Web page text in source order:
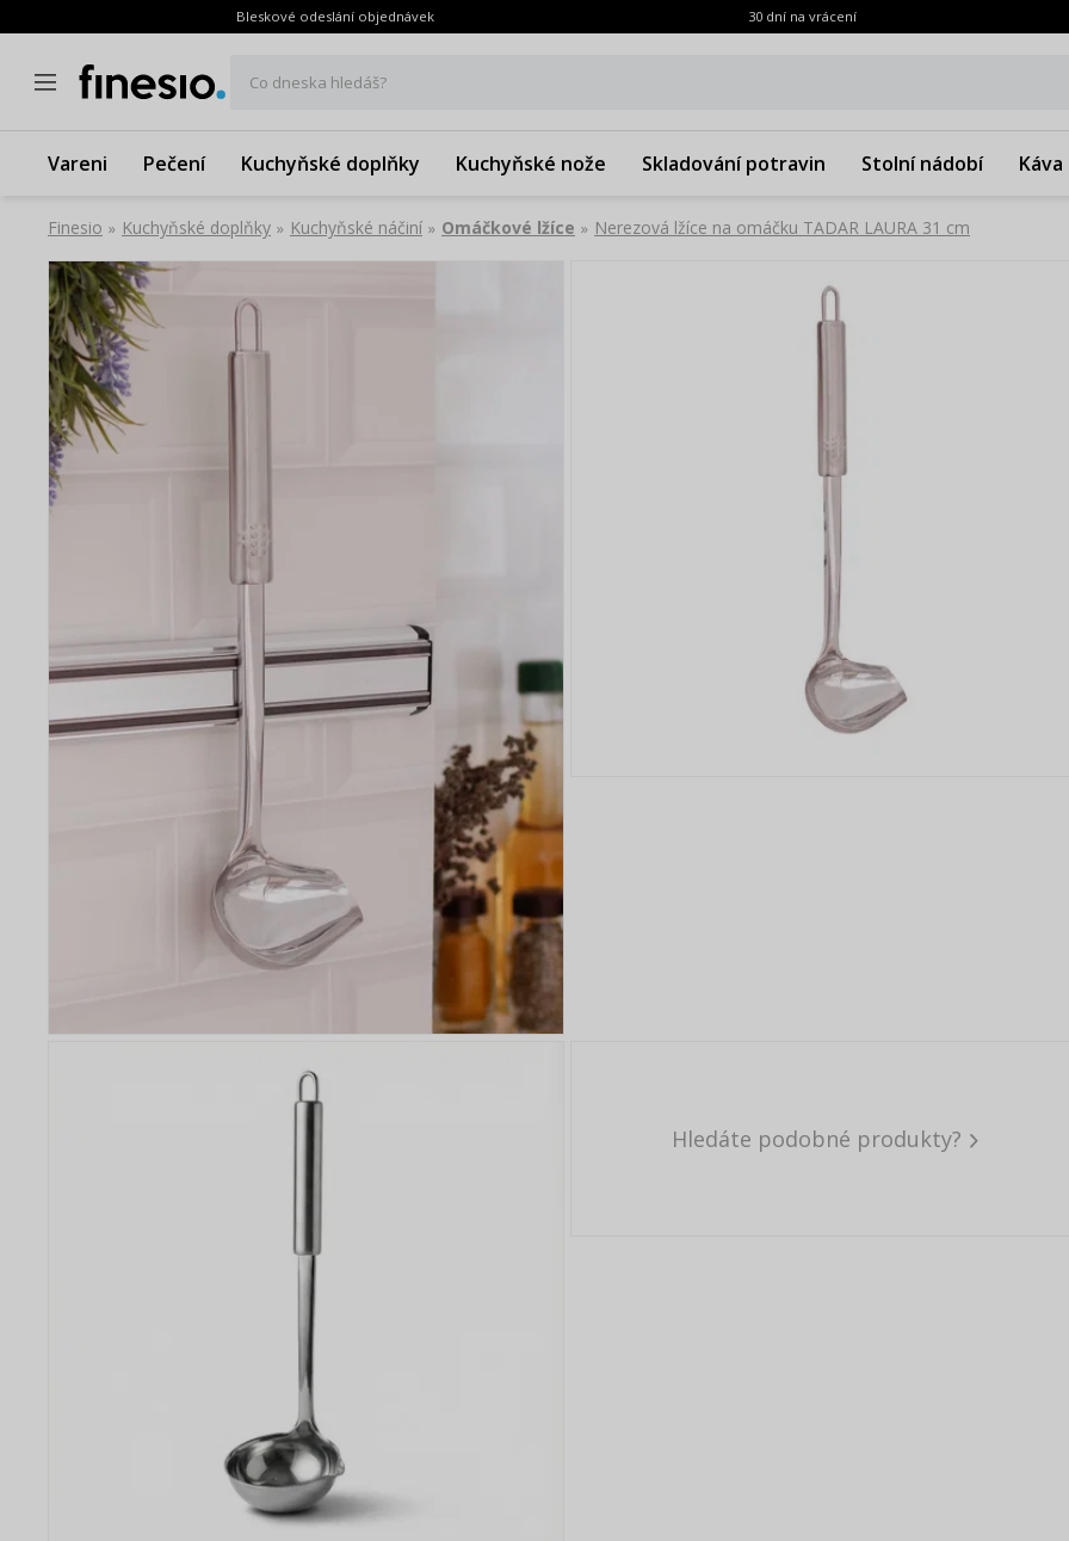
Bleskové odeslání objednávek 30 dní na vrácení
Co dneska hledáš?
Vareni Pečení Kuchyňské doplňky Kuchyňské nože Skladování potravin Stolní nádobí Káva
Finesio » Kuchyňské doplňky » Kuchyňské náčiní » Omáčkové lžíce » Nerezová lžíce na omáčku TADAR LAURA 31 cm
Hledáte podobné produkty?